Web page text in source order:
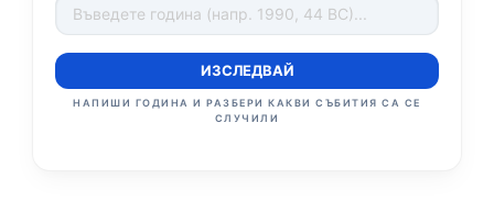
ИЗСЛЕДВАЙ
НАПИШИ ГОДИНА И РАЗБЕРИ КАКВИ СЪБИТИЯ СА СЕ
СЛУЧИЛИ